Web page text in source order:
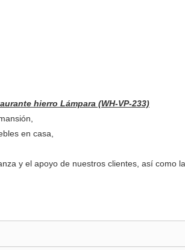
hierro Lámpara (WH-VP-233)
en casa,
y el apoyo de nuestros clientes, así como